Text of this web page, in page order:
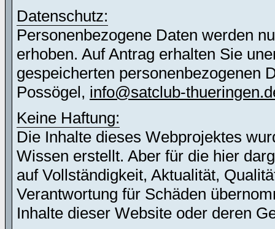
Datenschutz:
Personenbezogene Daten werden
erhoben. Auf Antrag erhalten Sie
gespeicherten personenbezogenen
Possögel, info@satclub-
Keine Haftung:
Die Inhalte dieses Webprojektes
Wissen erstellt. Aber für die hier
auf Vollständigkeit, Aktualität,
Verantwortung für Schäden
Inhalte dieser Website oder deren